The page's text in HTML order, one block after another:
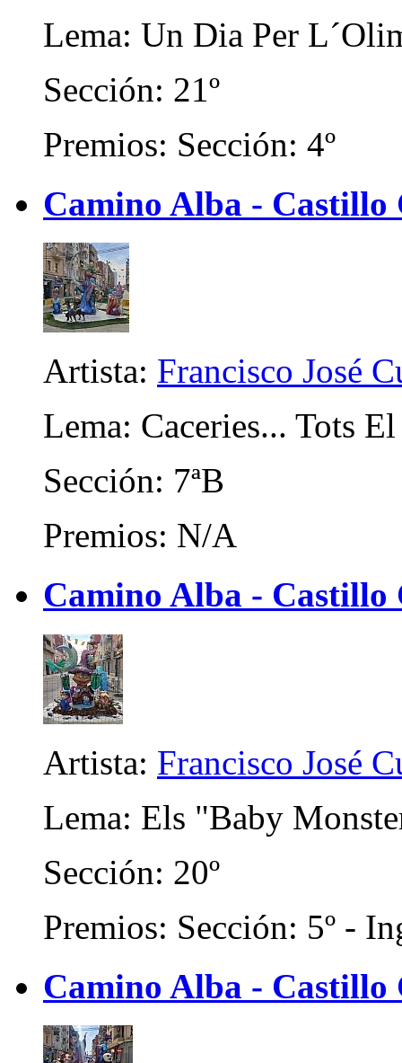
Lema: Un Dia Per
Sección: 21º
Premios: Sección: 4º
Camino Alba - Castillo
Artista: Francisco José
Lema: Caceries... Tots
Sección: 7ªB
Premios: N/A
Camino Alba -
Artista: Francisco José
Lema: Els "Baby
Sección: 20º
Premios: Sección: 5º -
Camino Alba - Castillo